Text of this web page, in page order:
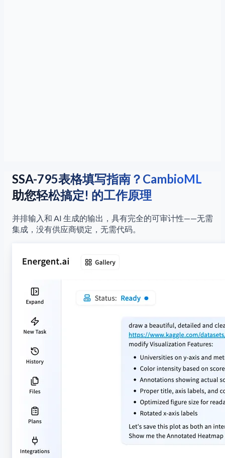
SSA-795表格填写指南？CambioML
助您轻松搞定! 的工作原理
并排输入和 AI 生成的输出，具有完全的可审计性——无需
集成，没有供应商锁定，无需代码。